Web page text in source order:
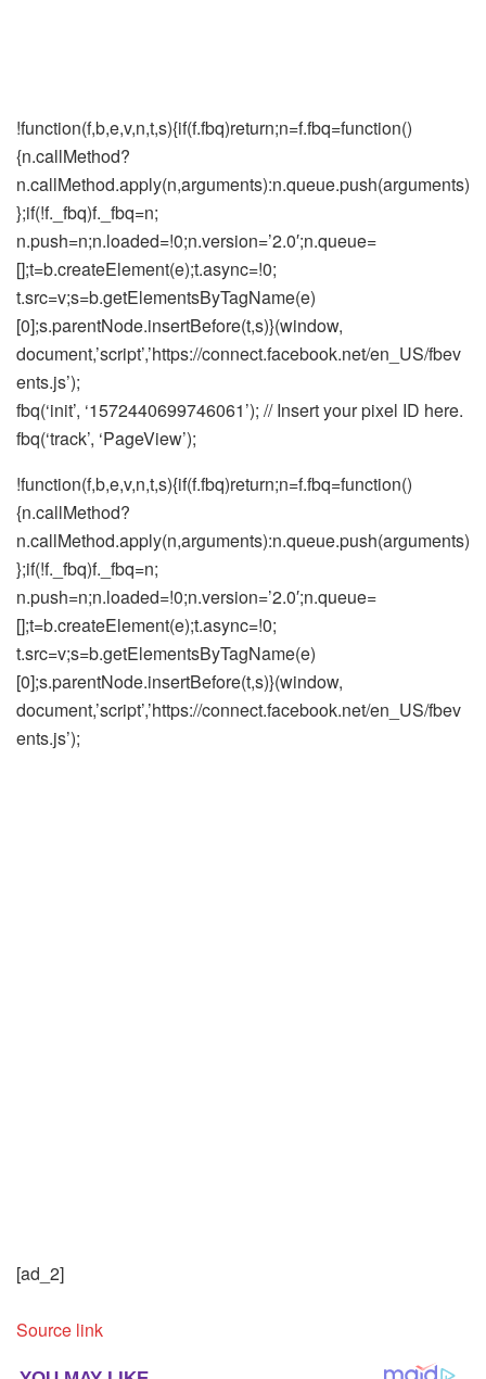
!function(f,b,e,v,n,t,s){if(f.fbq)return;n=f.fbq=function()
{n.callMethod?
n.callMethod.apply(n,arguments):n.queue.push(arguments)
};if(!f._fbq)f._fbq=n;
n.push=n;n.loaded=!0;n.version=’2.0′;n.queue=
[];t=b.createElement(e);t.async=!0;
t.src=v;s=b.getElementsByTagName(e)
[0];s.parentNode.insertBefore(t,s)}(window,
document,’script’,’https://connect.facebook.net/en_US/fbev
ents.js’);
fbq(‘init’, ‘1572440699746061’); // Insert your pixel ID here.
fbq(‘track’, ‘PageView’);
!function(f,b,e,v,n,t,s){if(f.fbq)return;n=f.fbq=function()
{n.callMethod?
n.callMethod.apply(n,arguments):n.queue.push(arguments)
};if(!f._fbq)f._fbq=n;
n.push=n;n.loaded=!0;n.version=’2.0′;n.queue=
[];t=b.createElement(e);t.async=!0;
t.src=v;s=b.getElementsByTagName(e)
[0];s.parentNode.insertBefore(t,s)}(window,
document,’script’,’https://connect.facebook.net/en_US/fbev
ents.js’);
[ad_2]
Source link